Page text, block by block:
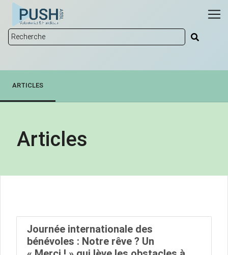
ARTICLES
Articles
Journée internationale des
bénévoles : Notre rêve ? Un